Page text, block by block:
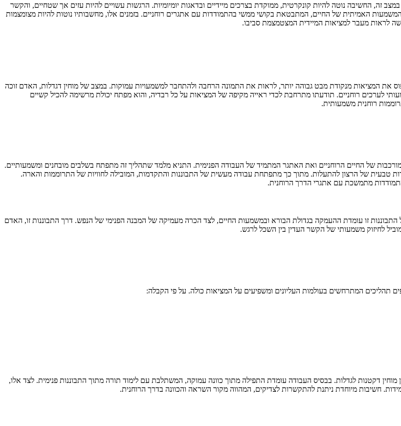
זה, החשיבה נוטה להיות קונקרטית, ממוקדת בצרכים מיידיים ובדאגות יומיומיות. הרגשות עשויים להיות עזים אך שטחיים, והקשר
האמיתית של החיים, המתבטאת בקושי ממשי בהתמודדות עם אתגרים רוחניים. בזמנים אלו, מחשבותיו נוטות להיות מצומצמות
לראות מעבר למציאות המיידית המצטמצמת סביבו.
את המציאות מנקודת מבט גבוהה יותר, לראות את התמונה הרחבה ולהתחבר למשמעויות עמוקות. במצב של מוחין דגדלות, האדם זוכה
לערכים רוחניים. תודעתו מתרחבת לכדי ראייה מקיפה של המציאות על כל רבדיה, והוא מפתח יכולת מרשימה להכיל קשיים
רוחנית משמעותית.
של החיים הרוחניים ואת האתגר המתמיד של העבודה הפנימית. התניא מלמד שתהליך זה מתפתח בשלבים מובחנים ומשמעותיים.
טבעית של הרצון להתעלות. מתוך כך מתפתחת עבודה מעשית של התבוננות והתקדמות, המובילה לחוויות של התרוממות והארה.
מתמשכת עם אתגרי הדרך הרוחנית.
התבוננות זו עומדת ההעמקה בגדולת הבורא ובמשמעות החיים, לצד הכרה מעמיקה של המבנה הפנימי של הנפש. דרך התבוננות זו, האדם
לחיזוק משמעותי של הקשר העדין בין השכל לרגש.
תהליכים המתרחשים בעולמות העליונים ומשפיעים על המציאות כולה. על פי הקבלה:
דקטנות לגדלות. בבסיס העבודה עומדת התפילה מתוך כוונה עמוקה, המשתלבת עם לימוד תורה מתוך התבוננות פנימית. לצד אלו,
חשיבות מיוחדת ניתנת להתקשרות לצדיקים, המהווה מקור השראה והכוונה בדרך הרוחנית.